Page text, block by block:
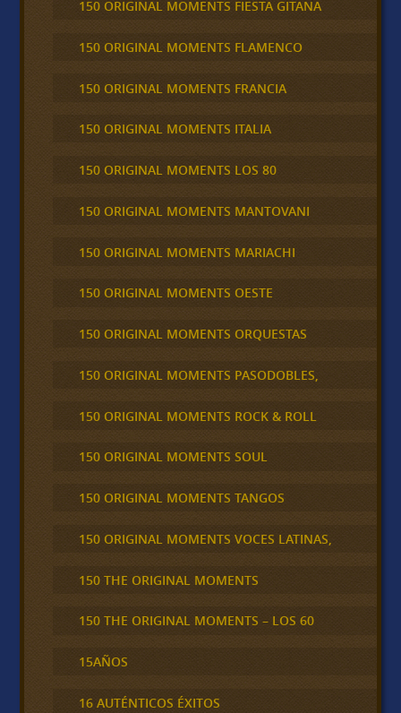
150 ORIGINAL MOMENTS FIESTA GITANA
150 ORIGINAL MOMENTS FLAMENCO
150 ORIGINAL MOMENTS FRANCIA
150 ORIGINAL MOMENTS ITALIA
150 ORIGINAL MOMENTS LOS 80
150 ORIGINAL MOMENTS MANTOVANI
150 ORIGINAL MOMENTS MARIACHI
150 ORIGINAL MOMENTS OESTE
150 ORIGINAL MOMENTS ORQUESTAS
150 ORIGINAL MOMENTS PASODOBLES,
150 ORIGINAL MOMENTS ROCK & ROLL
150 ORIGINAL MOMENTS SOUL
150 ORIGINAL MOMENTS TANGOS
150 ORIGINAL MOMENTS VOCES LATINAS,
150 THE ORIGINAL MOMENTS
150 THE ORIGINAL MOMENTS – LOS 60
15AÑOS
16 AUTÉNTICOS ÉXITOS